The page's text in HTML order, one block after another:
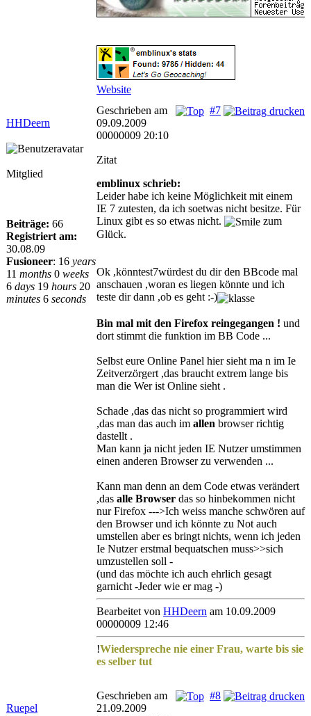
Website
HHDeern
#7
Geschrieben am
09.09.2009
00000009 20:10
Mitglied
Beiträge: 66
Registriert am:
30.08.09
Fusioneer: 16 years
11 months 0 weeks
6 days 19 hours 20
minutes 6 seconds
Zitat
emblinux schrieb:
Leider habe ich keine Möglichkeit mit einem
IE 7 zutesten, da ich soetwas nicht besitze. Für
Linux gibt es so etwas nicht.
zum
Glück.
Ok ,könntest7würdest du dir den BBcode mal
anschauen ,woran es liegen könnte und ich
teste dir dann ,ob es geht :-)
Bin mal mit den Firefox reingegangen ! und
dort stimmt die funktion im BB Code ...
Selbst eure Online Panel hier sieht ma n im Ie
Zeitverzörgert ,das braucht extrem lange bis
man die Wer ist Online sieht .
Schade ,das das nicht so programmiert wird
,das man das auch im allen browser richtig
dastellt .
Man kann ja nicht jeden IE Nutzer umstimmen
einen anderen Browser zu verwenden ...
Kann man denn an dem Code etwas verändert
,das alle Browser das so hinbekommen nicht
nur Firefox --->Ich weiss manche schwören auf
den Browser und ich könnte zu Not auch
umstellen aber es bringt nichts, wenn ich jeden
Ie Nutzer erstmal bequatschen muss>>sich
umzustellen soll -
(und das möchte ich auch ehrlich gesagt
garnicht -Jeder wie er mag -)
Bearbeitet von HHDeern am 10.09.2009
00000009 12:46
!Wiederspreche nie einer Frau, warte bis sie
es selber tut
Ruepel
#8
Geschrieben am
21.09.2009